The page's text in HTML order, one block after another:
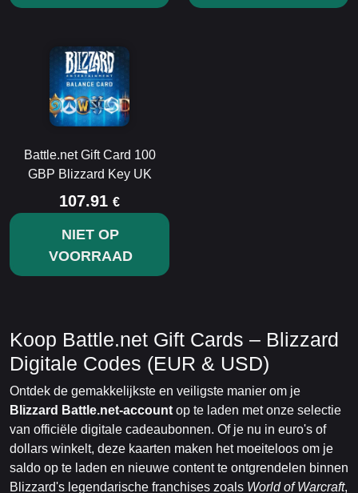
Battle.net Gift Card 100
GBP Blizzard Key UK
107.91 €
NIET OP
VOORRAAD
Koop Battle.net Gift Cards – Blizzard
Digitale Codes (EUR & USD)
Ontdek de gemakkelijkste en veiligste manier om je
Blizzard Battle.net-account op te laden met onze selectie
van officiële digitale cadeaubonnen. Of je nu in euro's of
dollars winkelt, deze kaarten maken het moeiteloos om je
saldo op te laden en nieuwe content te ontgrendelen binnen
Blizzard's legendarische franchises zoals World of Warcraft,